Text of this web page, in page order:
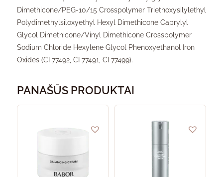
Dimethicone/PEG-10/15 Crosspolymer Triethoxysilylethyl
Polydimethylsiloxyethyl Hexyl Dimethicone Caprylyl
Glycol Dimethicone/Vinyl Dimethicone Crosspolymer
Sodium Chloride Hexylene Glycol Phenoxyethanol Iron
Oxides (CI 77492, CI 77491, CI 77499).
PANAŠŪS PRODUKTAI